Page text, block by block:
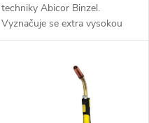
techniky Abicor Binzel.
Vyznačuje se extra vysokou
kvalitou ✅ a...